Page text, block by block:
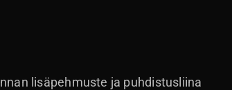
lisäpehmuste ja puhdistusliina